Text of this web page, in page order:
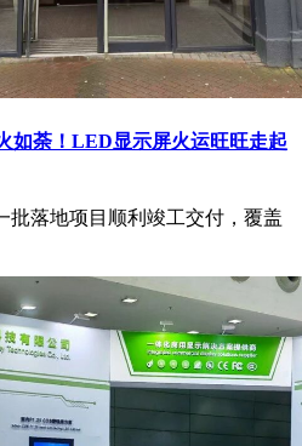
如荼！LED显示屏火运旺旺走起
批落地项目顺利竣工交付，覆盖